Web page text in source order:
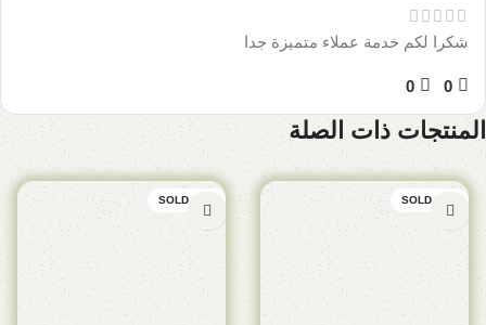
شكرا لكم خدمة عملاء متميزة جدا
0
0
المنتجات ذات الصلة
SOLD OUT
SOLD OUT